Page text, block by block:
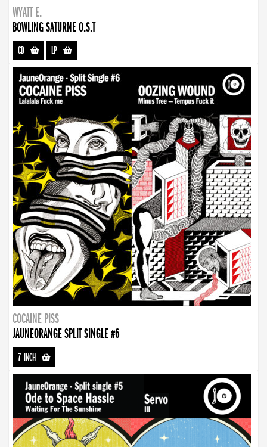
WYATT E.
BOWLING SATURNE O.S.T
CD- LP-
COCAINE PISS
JAUNEORANGE SPLIT SINGLE #6
7-INCH-